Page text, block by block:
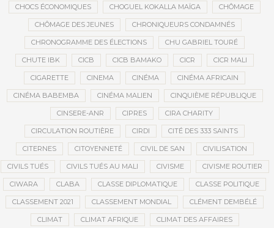
CHOCS ÉCONOMIQUES CHOGUEL KOKALLA MAÏGA CHÔMAGE
CHÔMAGE DES JEUNES CHRONIQUEURS CONDAMNÉS
CHRONOGRAMME DES ÉLECTIONS CHU GABRIEL TOURÉ
CHUTE IBK CICB CICB BAMAKO CICR CICR MALI
CIGARETTE CINEMA CINÉMA CINÉMA AFRICAIN
CINÉMA BABEMBA CINÉMA MALIEN CINQUIÈME RÉPUBLIQUE
CINSERE-ANR CIPRES CIRA CHARITY
CIRCULATION ROUTIÈRE CIRDI CITÉ DES 333 SAINTS
CITERNES CITOYENNETÉ CIVIL DE SAN CIVILISATION
CIVILS TUÉS CIVILS TUÉS AU MALI CIVISME CIVISME ROUTIER
CIWARA CLABA CLASSE DIPLOMATIQUE CLASSE POLITIQUE
CLASSEMENT 2021 CLASSEMENT MONDIAL CLÉMENT DEMBÉLÉ
CLIMAT CLIMAT AFRIQUE CLIMAT DES AFFAIRES